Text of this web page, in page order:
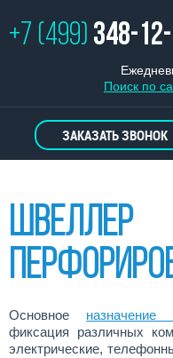
+7 (499) 348-
Поиск по
ЗАКАЗАТЬ ЗВОНОК
Швеллер
Основное назначение
фиксация различных
электрические,